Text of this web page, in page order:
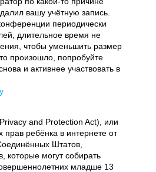
вашу учётную запись.
периодически
длительное время не
чтобы уменьшить размер
произошло, попробуйте
и активнее участвовать в
and Protection Act), или
прав ребёнка в интернете от
Штатов,
которые могут собирать
младше 13